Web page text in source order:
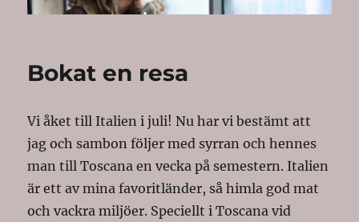
Bokat en resa
Vi åket till Italien i juli! Nu har vi bestämt att
jag och sambon följer med syrran och hennes
man till Toscana en vecka på semestern. Italien
är ett av mina favoritländer, så himla god mat
och vackra miljöer. Speciellt i Toscana vid